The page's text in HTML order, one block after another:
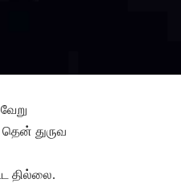
துருவ
தில்லை.